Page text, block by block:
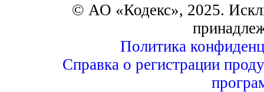
© АО «Кодекс», 2025.
Политика
Справка о регистрации